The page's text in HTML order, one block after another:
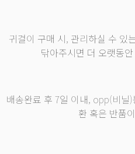
귀걸이 구매 시, 관리하실 수 있
닦아주시면 더 오랫동
배송완료 후 7일 이내, opp(비닐
환 혹은 반품